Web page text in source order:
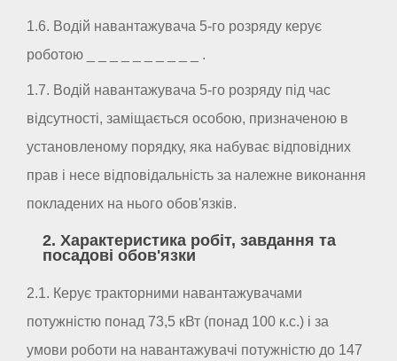
1.6. Водій навантажувача 5-го розряду керує
роботою _ _ _ _ _ _ _ _ _ _ .
1.7. Водій навантажувача 5-го розряду під час
відсутності, заміщається особою, призначеною в
установленому порядку, яка набуває відповідних
прав і несе відповідальність за належне виконання
покладених на нього обов'язків.
2. Характеристика робіт, завдання та
посадові обов'язки
2.1. Керує тракторними навантажувачами
потужністю понад 73,5 кВт (понад 100 к.с.) і за
умови роботи на навантажувачі потужністю до 147